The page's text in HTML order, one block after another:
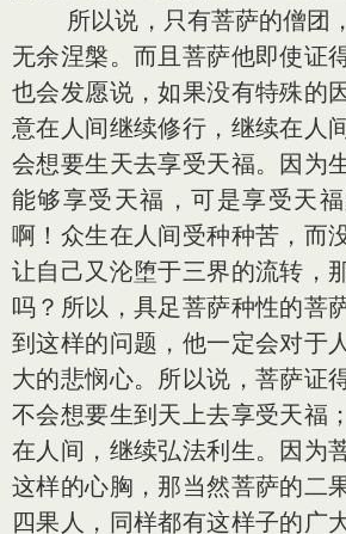
所以说，只有菩萨的僧团
无余涅槃。而且菩萨他即使证
也会发愿说，如果没有特殊的
意在人间继续修行，继续在人
会想要生天去享受天福。因为
能够享受天福，可是享受天
啊！众生在人间受种种苦，而
让自己又沦堕于三界的流转，
吗？所以，具足菩萨种性的菩
到这样的问题，他一定会对于
大的悲悯心。所以说，菩萨证
不会想要生到天上去享受天福
在人间，继续弘法利生。因为
这样的心胸，那当然菩萨的二
四果人，同样都有这样子的广